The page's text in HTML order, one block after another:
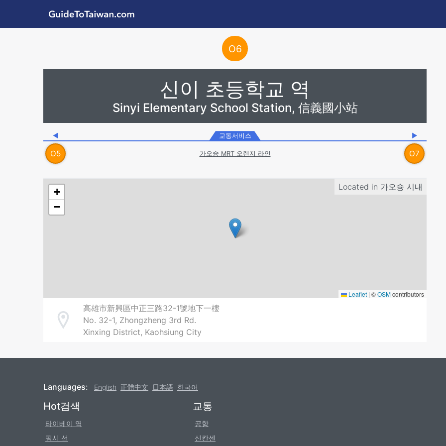
GuideToTaiwan.com
O6
신이 초등학교 역
Sinyi Elementary School Station, 信義國小站
◀ 교통서비스 ▶
O5 가오슝 MRT 오렌지 라인 O7
Located in 가오슝 시내
+
−
Leaflet | ©OSMcontributors
Address
高雄市新興區中正三路32-1號地下一樓
No. 32-1, Zhongzheng 3rd Rd.
Xinxing District, Kaohsiung City
Languages: English 正體中文 日本語 한국어
Footer
Hot검색
타이베이 역
핑시 선
교통
공항
신칸센